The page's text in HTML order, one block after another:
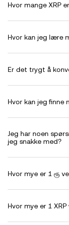
Hvor mange XRP
Hvor kan jeg lære
Er det trygt å
Hvor kan jeg finne
Jeg har noen
jeg snakke med?
Hvor mye er 1 ரூ
Hvor mye er 1